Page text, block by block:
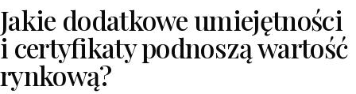
Jakie dodatkowe umiejętności
i certyfikaty podnoszą wartość
rynkową?